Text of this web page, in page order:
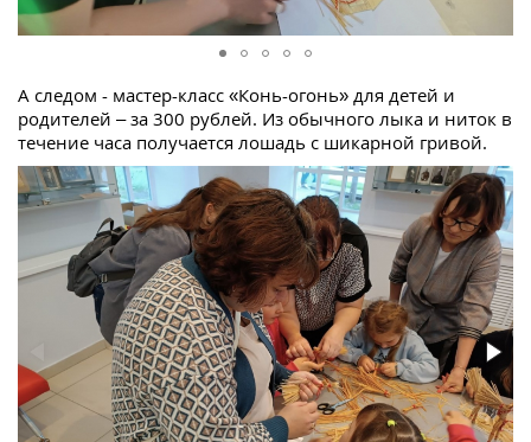
А следом - мастер-класс «Конь-огонь» для детей и
родителей – за 300 рублей. Из обычного лыка и ниток в
течение часа получается лошадь с шикарной гривой.